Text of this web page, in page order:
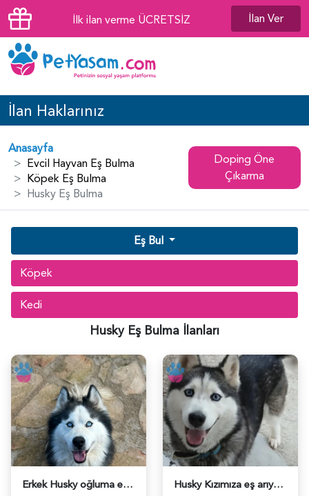
İlk ilan verme ÜCRETSİZ İlan Ver
İlan Haklarınız
Anasayfa
Evcil Hayvan Eş Bulma
Köpek Eş Bulma
Husky Eş Bulma
Doping Öne
Çıkarma
Eş Bul
Köpek
Kedi
Husky Eş Bulma İlanları
Erkek Husky oğluma eş arıyorum - 118984534 Husky Kızımıza eş arıyoruz - 118984461